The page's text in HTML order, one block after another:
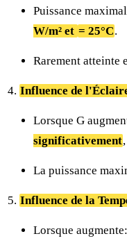
Puissance
W/m² et = 25°C.
Rarement atteinte
Influence de
Lorsque G
significativement
La puissance
Influence de la
Lorsque augmente: